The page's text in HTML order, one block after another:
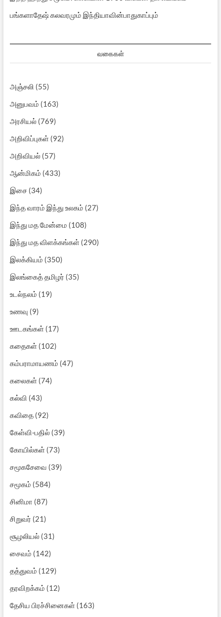
பங்களாதேஷ் கலவரமும் இந்தியாவின்பாதுகாப்பும்
வகைகள்
அஞ்சலி (55)
அனுபவம் (163)
அரசியல்(769)
அறிவிப்புகள்(92)
அறிவியல்(57)
ஆன்மிகம் (433)
இசை(34)
இந்த வாரம் இந்து உலகம் (27)
இந்து மத மேன்மை (108)
இந்து மத விளக்கங்கள்(290)
இலக்கியம் (350)
இலங்கைத் தமிழர் (35)
உடல்நலம் (19)
உணவு (9)
ஊடகங்கள்(17)
கதைகள்(102)
கம்பராமாயணம் (47)
கலைகள்(74)
கல்வி (43)
கவிதை(92)
கேள்வி-பதில்(39)
கோயில்கள்(73)
சமூகசேவை (39)
சமூகம் (584)
சினிமா (87)
சிறுவர் (21)
சூழலியல்(31)
சைவம் (142)
தத்துவம் (129)
தரவிறக்கம் (12)
தேசிய பிரச்சினைகள்(163)